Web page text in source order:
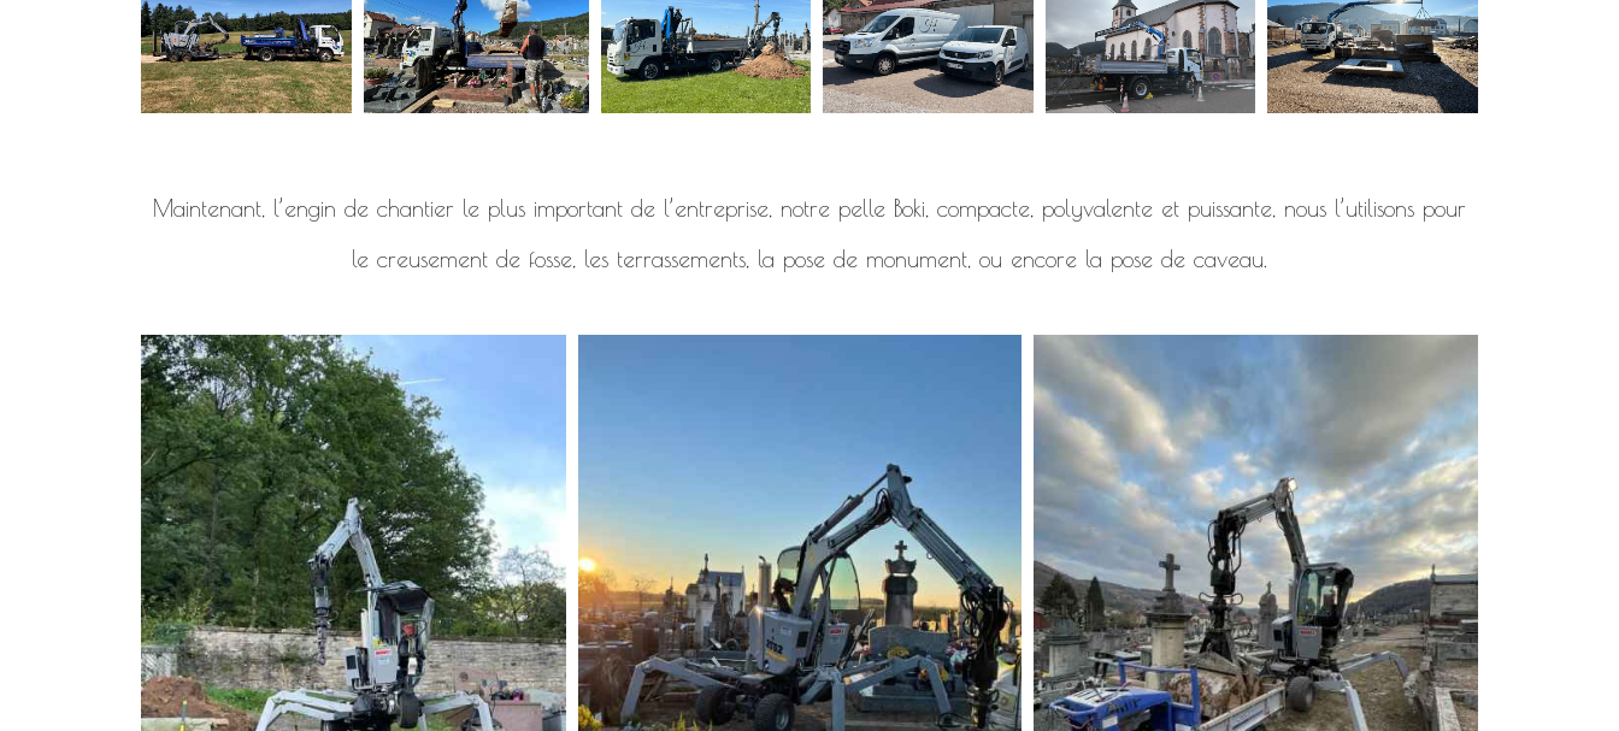
Maintenant, l’engin de chantier le plus important de l’entreprise, notre pelle Boki, compacte, polyvalente et puissante, nous l’utilisons pour
le creusement de fosse, les terrassements, la pose de monument, ou encore la pose de caveau.